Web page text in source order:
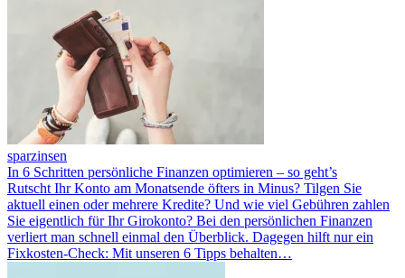
sparzinsen
In 6 Schritten persönliche Finanzen optimieren – so geht’s
Rutscht Ihr Konto am Monatsende öfters in Minus? Tilgen Sie
aktuell einen oder mehrere Kredite? Und wie viel Gebühren zahlen
Sie eigentlich für Ihr Girokonto? Bei den persönlichen Finanzen
verliert man schnell einmal den Überblick. Dagegen hilft nur ein
Fixkosten-Check: Mit unseren 6 Tipps behalten…